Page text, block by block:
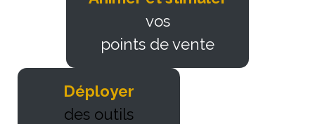
vos
points de vente
Déployer
des outils